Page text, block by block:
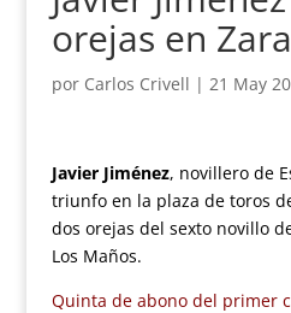
orejas en
por Carlos Crivell | 21 May
Javier Jiménez, novillero de
triunfo en la plaza de toros
dos orejas del sexto novillo
Los Maños.
Quinta de abono del primer